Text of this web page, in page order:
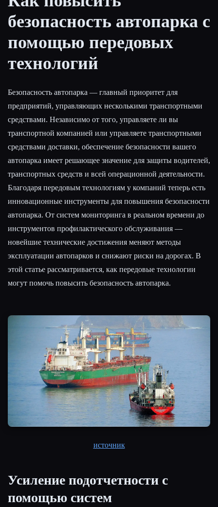
Все категории
О нас
безопасность автопарка с
помощью передовых
технологий
Безопасность автопарка — главный приоритет для
предприятий, управляющих несколькими транспортными
средствами. Независимо от того, управляете ли вы
транспортной компанией или управляете транспортными
средствами доставки, обеспечение безопасности вашего
автопарка имеет решающее значение для защиты водителей,
транспортных средств и всей операционной деятельности.
Благодаря передовым технологиям у компаний теперь есть
инновационные инструменты для повышения безопасности
автопарка. От систем мониторинга в реальном времени до
инструментов профилактического обслуживания —
новейшие технические достижения меняют методы
эксплуатации автопарков и снижают риски на дорогах. В
этой статье рассматривается, как передовые технологии
могут помочь повысить безопасность автопарка.
источник
Усиление подотчетности с
помощью систем